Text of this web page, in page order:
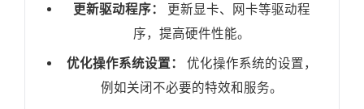
更新驱动程序：
更新显卡、网卡等驱动程
序，提高硬件性能。
优化操作系统设置：
优化操作系统的设置，
例如关闭不必要的特效和服务。